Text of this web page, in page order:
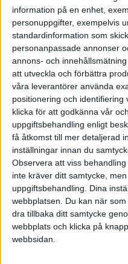
information på en enhet,
personuppgifter, exempelvis
standardinformation som
personanpassade annonser
annons- och
att utveckla och förbättra
våra leverantörer använda
positionering och identifiering
klicka för att godkänna vår
uppgiftsbehandling enligt
få åtkomst till mer detaljerad
inställningar innan du
Observera att viss
inte kräver ditt samtycke,
uppgiftsbehandling. Dina
webbplatsen. Du kan när
dra tillbaka ditt samtycke
webbplats och klicka på
webbsidan.
arbetsplatsen där
skaparkraft och
Hur kan vi prestera
fortare och riskera
Är det möjligt att
mindre men
Och hur skulle det i så
Skriv till redaktionen
förutsättningar för den
Stockholms län